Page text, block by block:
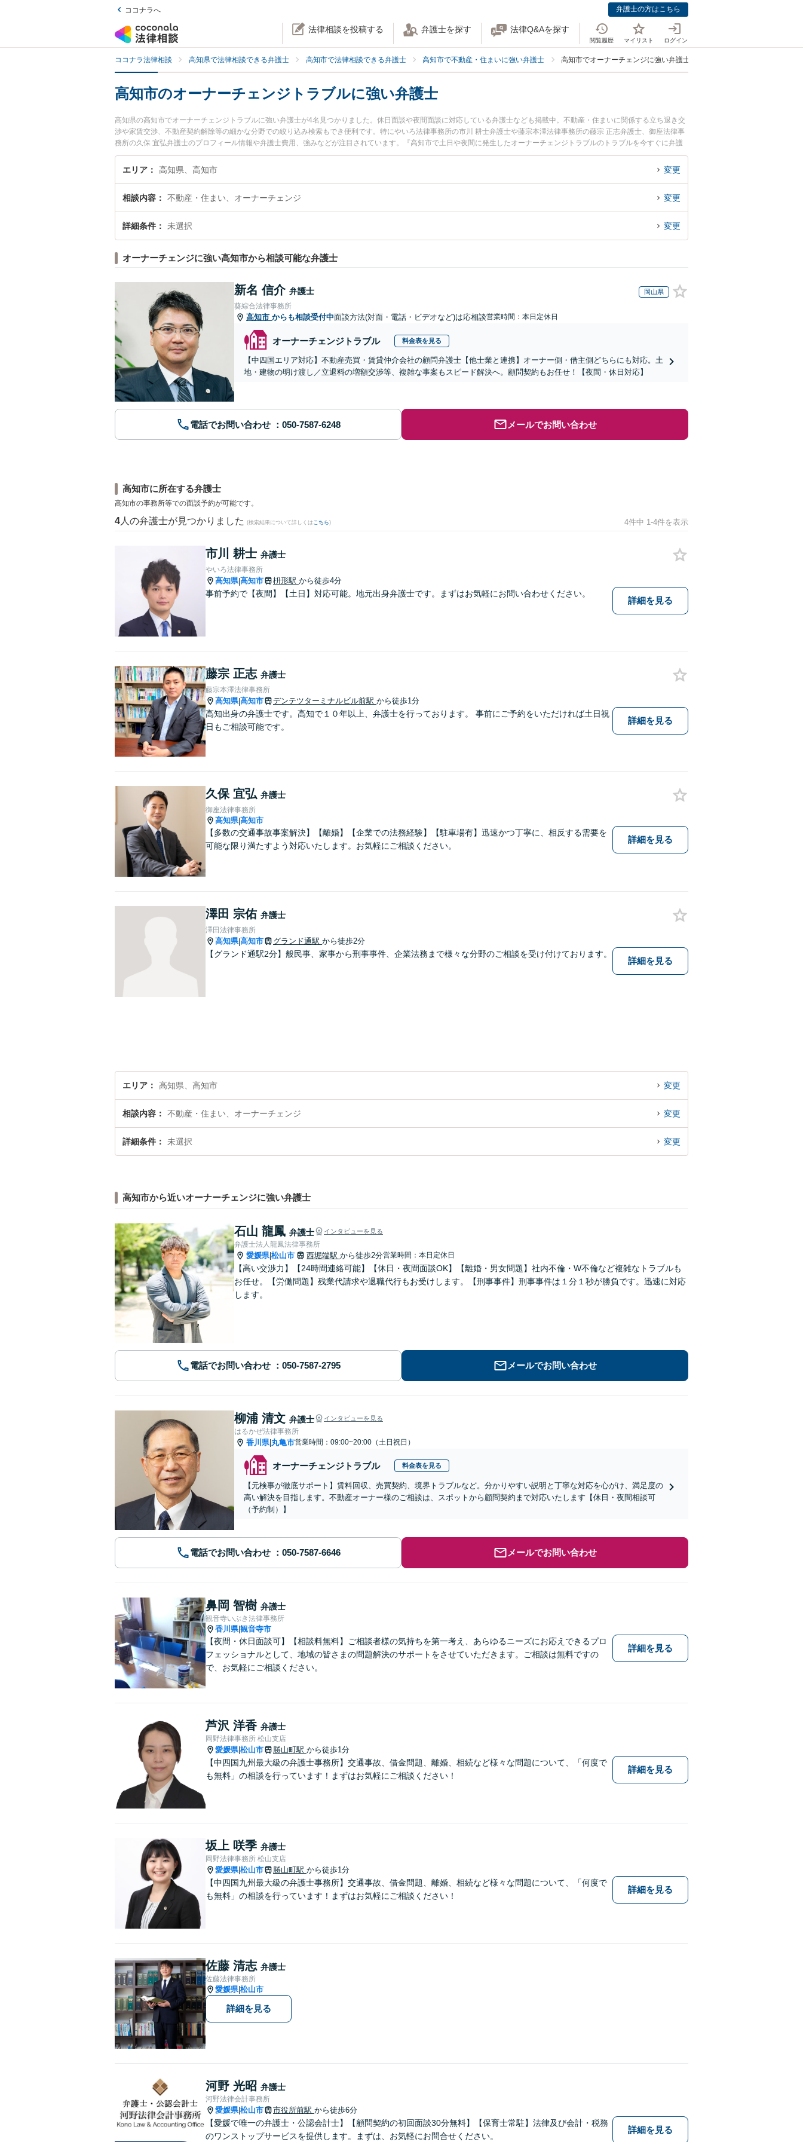
ココナラへ 弁護士の方はこちら
法律相談を投稿する 弁護士を探す 法律Q&Aを探す
閲覧履歴 マイリスト ログイン
ココナラ法律相談 高知県で法律相談できる弁護士 高知市で法律相談できる弁護士 高知市で不動産・住まいに強い弁護士 高知市でオーナーチェンジに強い弁護士
高知市のオーナーチェンジトラブルに強い弁護士
高知県の高知市でオーナーチェンジトラブルに強い弁護士が4名見つかりました。休日面談や夜間面談に対応している弁護士なども掲載中。不動産・住まいに関係する立ち退き交
渉や家賃交渉、不動産契約解除等の細かな分野での絞り込み検索もでき便利です。特にやいろ法律事務所の市川 耕士弁護士や藤宗本澤法律事務所の藤宗 正志弁護士、御座法律事
務所の久保 宜弘弁護士のプロフィール情報や弁護士費用、強みなどが注目されています。『高知市で土日や夜間に発生したオーナーチェンジトラブルのトラブルを今すぐに弁護
士に相談したい』『オーナーチェンジトラブルのトラブル解決の実績豊富な近くの弁護士を検索したい』『初回相談無料でオーナーチェンジトラブルを法律相談できる高知市内の
弁護士に相談予約したい』などでお困りの相談者さんにおすすめです。
エリア 高知県、高知市 変更
相談内容 不動産・住まい、オーナーチェンジ 変更
詳細条件 未選択 変更
オーナーチェンジに強い高知市から相談可能な弁護士
新名 信介 弁護士 岡山県
葵綜合法律事務所
高知市 からも相談受付中面談方法(対面・電話・ビデオなど)は応相談営業時間：本日定休日
オーナーチェンジトラブル 料金表を見る
【中四国エリア対応】不動産売買・賃貸仲介会社の顧問弁護士【他士業と連携】オーナー側・借主側どちらにも対応。土
地・建物の明け渡し／立退料の増額交渉等、複雑な事案もスピード解決へ。顧問契約もお任せ！【夜間・休日対応】
電話でお問い合わせ メールでお問い合わせ
高知市に所在する弁護士
高知市の事務所等での面談予約が可能です。
4 人の弁護士が見つかりました (検索結果について詳しくは こちら) 4件中 1-4件を表示
市川 耕士 弁護士
やいろ法律事務所
高知県|高知市 枡形駅 から徒歩4分
事前予約で【夜間】【土日】対応可能。地元出身弁護士です。まずはお気軽にお問い合わせください。
詳細を見る
藤宗 正志 弁護士
藤宗本澤法律事務所
高知県|高知市 デンテツターミナルビル前駅 から徒歩1分
高知出身の弁護士です。高知で１０年以上、弁護士を行っております。 事前にご予約をいただければ土日祝
日もご相談可能です。
詳細を見る
久保 宜弘 弁護士
御座法律事務所
高知県|高知市
【多数の交通事故事案解決】【離婚】【企業での法務経験】【駐車場有】迅速かつ丁寧に、相反する需要を
可能な限り満たすよう対応いたします。お気軽にご相談ください。
詳細を見る
澤田 宗佑 弁護士
澤田法律事務所
高知県|高知市 グランド通駅 から徒歩2分
【グランド通駅2分】般民事、家事から刑事事件、企業法務まで様々な分野のご相談を受け付けております。
詳細を見る
エリア 高知県、高知市 変更
相談内容 不動産・住まい、オーナーチェンジ 変更
詳細条件 未選択 変更
高知市から近いオーナーチェンジに強い弁護士
石山 龍鳳 弁護士 インタビューを見る
弁護士法人龍鳳法律事務所
愛媛県|松山市 西堀端駅 から徒歩2分営業時間：本日定休日
【高い交渉力】【24時間連絡可能】【休日・夜間面談OK】【離婚・男女問題】社内不倫・W不倫など複雑なトラブルも
お任せ。【労働問題】残業代請求や退職代行もお受けします。【刑事事件】刑事事件は１分１秒が勝負です。迅速に対応
します。
電話でお問い合わせ メールでお問い合わせ
柳浦 清文 弁護士 インタビューを見る
はるかぜ法律事務所
香川県| 丸亀市営業時間：09:00~20:00（土日祝日）
オーナーチェンジトラブル 料金表を見る
【元検事が徹底サポート】賃料回収、売買契約、境界トラブルなど。分かりやすい説明と丁寧な対応を心がけ、満足度の
高い解決を目指します。不動産オーナー様のご相談は、スポットから顧問契約まで対応いたします【休日・夜間相談可
（予約制）】
電話でお問い合わせ メールでお問い合わせ
鼻岡 智樹 弁護士
観音寺いぶき法律事務所
香川県|観音寺市
【夜間・休日面談可】【相談料無料】ご相談者様の気持ちを第一考え、あらゆるニーズにお応えできるプロ
フェッショナルとして、地域の皆さまの問題解決のサポートをさせていただきます。ご相談は無料ですの
で、お気軽にご相談ください。
詳細を見る
芦沢 洋香 弁護士
岡野法律事務所 松山支店
愛媛県|松山市 勝山町駅 から徒歩1分
【中四国九州最大級の弁護士事務所】交通事故、借金問題、離婚、相続など様々な問題について、「何度で
も無料」の相談を行っています！まずはお気軽にご相談ください！
詳細を見る
坂上 咲季 弁護士
岡野法律事務所 松山支店
愛媛県|松山市 勝山町駅 から徒歩1分
【中四国九州最大級の弁護士事務所】交通事故、借金問題、離婚、相続など様々な問題について、「何度で
も無料」の相談を行っています！まずはお気軽にご相談ください！
詳細を見る
佐藤 清志 弁護士
佐藤法律事務所
愛媛県|松山市
詳細を見る
河野 光昭 弁護士
河野法律会計事務所
愛媛県|松山市 市役所前駅 から徒歩6分
【愛媛で唯一の弁護士・公認会計士】【顧問契約の初回面談30分無料】【保育士常駐】法律及び会計・税務
のワンストップサービスを提供します。まずは、お気軽にお問合せください。
詳細を見る